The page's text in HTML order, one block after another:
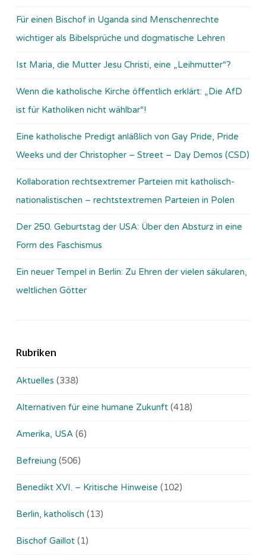
Für einen Bischof in Uganda sind Menschenrechte
wichtiger als Bibelsprüche und dogmatische Lehren
Ist Maria, die Mutter Jesu Christi, eine „Leihmutter“?
Wenn die katholische Kirche öffentlich erklärt: „Die AfD
ist für Katholiken nicht wählbar“!
Eine katholische Predigt anläßlich von Gay Pride, Pride
Weeks und der Christopher – Street – Day Demos (CSD)
Kollaboration rechtsextremer Parteien mit katholisch-
nationalistischen – rechtstextremen Parteien in Polen
Der 250. Geburtstag der USA: Über den Absturz in eine
Form des Faschismus
Ein neuer Tempel in Berlin: Zu Ehren der vielen säkularen,
weltlichen Götter
Rubriken
Aktuelles (338)
Alternativen für eine humane Zukunft (418)
Amerika, USA (6)
Befreiung (506)
Benedikt XVI. – Kritische Hinweise (102)
Berlin, katholisch (13)
Bischof Gaillot (1)